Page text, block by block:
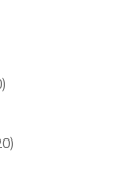
izdelkov
izdelkov